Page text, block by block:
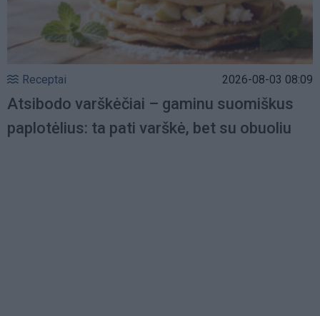
Receptai 2026-08-03 08:09
Atsibodo varškėčiai – gaminu suomiškus
paplotėlius: ta pati varškė, bet su obuoliu